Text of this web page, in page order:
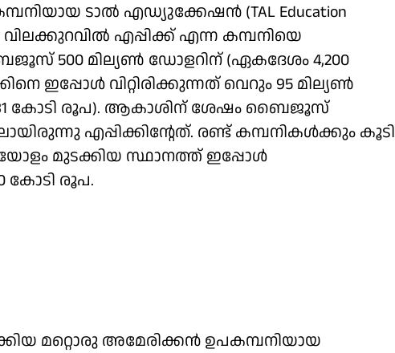
ടാല്‍ എഡ്യുക്കേഷന്‍ (TAL Education
വിലക്കുറവില്‍ എപ്പിക്ക് എന്ന കമ്പനിയെ
500 മില്യണ്‍ ഡോളറിന് (ഏകദേശം 4,200
ഇപ്പോള്‍ വിറ്റിരിക്കുന്നത് വെറും 95 മില്യണ്‍
കോടി രൂപ). ആകാശിന് ശേഷം ബൈജൂസ്
എപ്പിക്കിന്റേത്. രണ്ട് കമ്പനികള്‍ക്കും കൂടി
മുടക്കിയ സ്ഥാനത്ത് ഇപ്പോള്‍
കോടി രൂപ.
മറ്റൊരു അമേരിക്കന്‍ ഉപകമ്പനിയായ